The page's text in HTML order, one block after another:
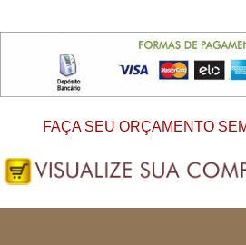
FAÇA SEU ORÇAMENTO